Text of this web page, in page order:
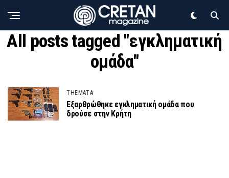
All posts tagged "εγκληματική
ομάδα"
THEMATA
Εξαρθρώθηκε εγκληματική ομάδα που
δρούσε στην Κρήτη